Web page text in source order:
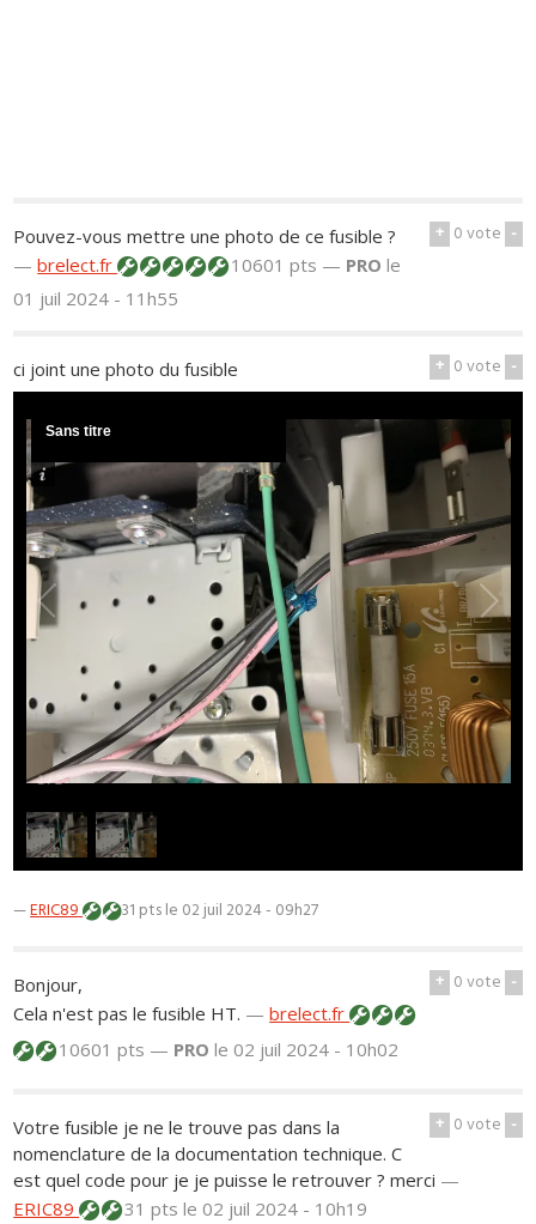
+ 0vote -
Pouvez-vous mettre une photo de ce fusible ?
—brelect.fr 10601 pts — PRO le
01 juil 2024 - 11h55
+ 0vote -
ci joint une photo du fusible
1/2
Sans titre
—ERIC89 31 ptsle 02 juil 2024 - 09h27
+ 0vote -
Bonjour,
Cela n'est pas le fusible HT. —brelect.fr
10601 pts — PRO le 02 juil 2024 - 10h02
+ 0vote -
Votre fusible je ne le trouve pas dans la
nomenclature de la documentation technique. C
est quel code pour je je puisse le retrouver ? merci —
ERIC89
31 ptsle 02 juil 2024 - 10h19